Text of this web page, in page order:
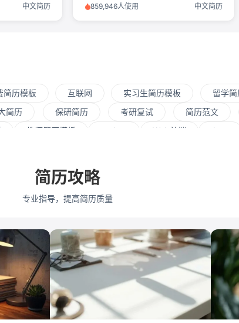
中文简历 859,946人使用 中文简历
简历模板 互联网 实习生简历模板 留学
简历 保研简历 考研复试 简历范文
教师简历模板 python Web前端 Java
采购贸易 商务拓展
武汉大学
暨南大学 金融
学 艺术与设计 电子信息工程
简历攻略
专业指导，提高简历质量